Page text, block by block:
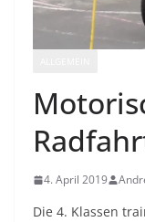
4. April 2019
Die 4. Klassen